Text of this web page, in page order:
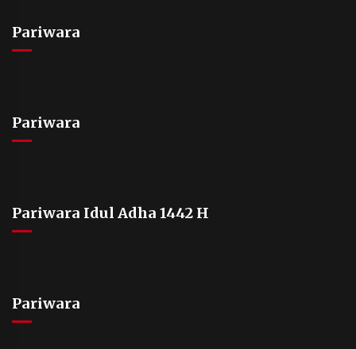
Pariwara
Pariwara
Pariwara Idul Adha 1442 H
Pariwara